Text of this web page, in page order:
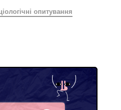
опитування